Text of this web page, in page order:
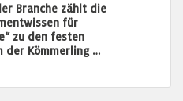
Branche zählt die
für
zu den festen
der Kömmerling …